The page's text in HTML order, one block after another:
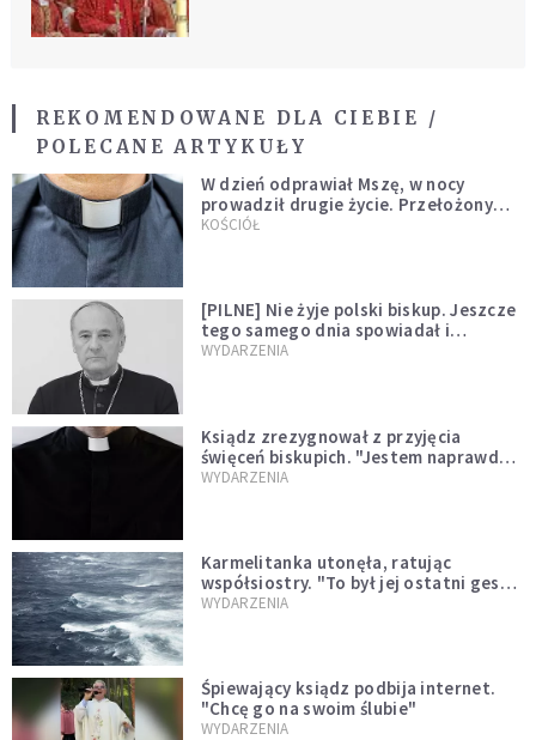
REKOMENDOWANE DLA CIEBIE /
POLECANE ARTYKUŁY
W dzień odprawiał Mszę, w nocy
prowadził drugie życie. Przełożony
kazał mu opuścić zakon
KOŚCIÓŁ
[PILNE] Nie żyje polski biskup. Jeszcze
tego samego dnia spowiadał i
sprawował Mszę świętą
WYDARZENIA
Ksiądz zrezygnował z przyjęcia
święceń biskupich. "Jestem naprawdę
niegodny"
WYDARZENIA
Karmelitanka utonęła, ratując
współsiostry. "To był jej ostatni gest
miłości"
WYDARZENIA
Śpiewający ksiądz podbija internet.
"Chcę go na swoim ślubie"
WYDARZENIA